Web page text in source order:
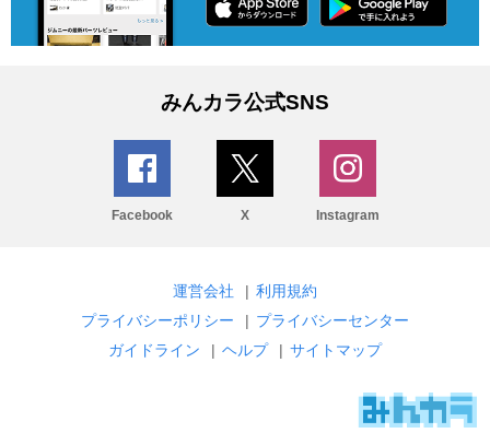
みんカラ公式SNS
Facebook X Instagram
運営会社 | 利用規約
プライバシーポリシー
| プライバシーセンター
ガイドライン
| ヘルプ | サイトマップ